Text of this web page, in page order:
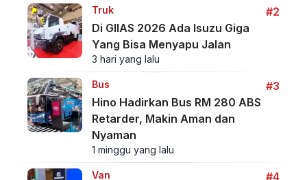
Truk
#2
Di GIIAS 2026 Ada Isuzu Giga
Yang Bisa Menyapu Jalan
3 hari yang lalu
Bus
#3
Hino Hadirkan Bus RM 280 ABS
Retarder, Makin Aman dan
Nyaman
1 minggu yang lalu
Van
#4